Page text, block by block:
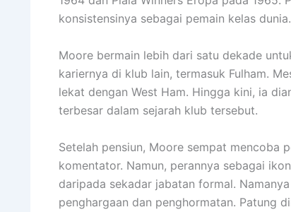
konsistensinya sebagai pemain kelas dunia.
Moore bermain lebih dari satu dekade
kariernya di klub lain, termasuk Fulham.
lekat dengan West Ham. Hingga kini, ia
terbesar dalam sejarah klub tersebut.
Setelah pensiun, Moore sempat mencoba
komentator. Namun, perannya sebagai
daripada sekadar jabatan formal.
penghargaan dan penghormatan. Patung